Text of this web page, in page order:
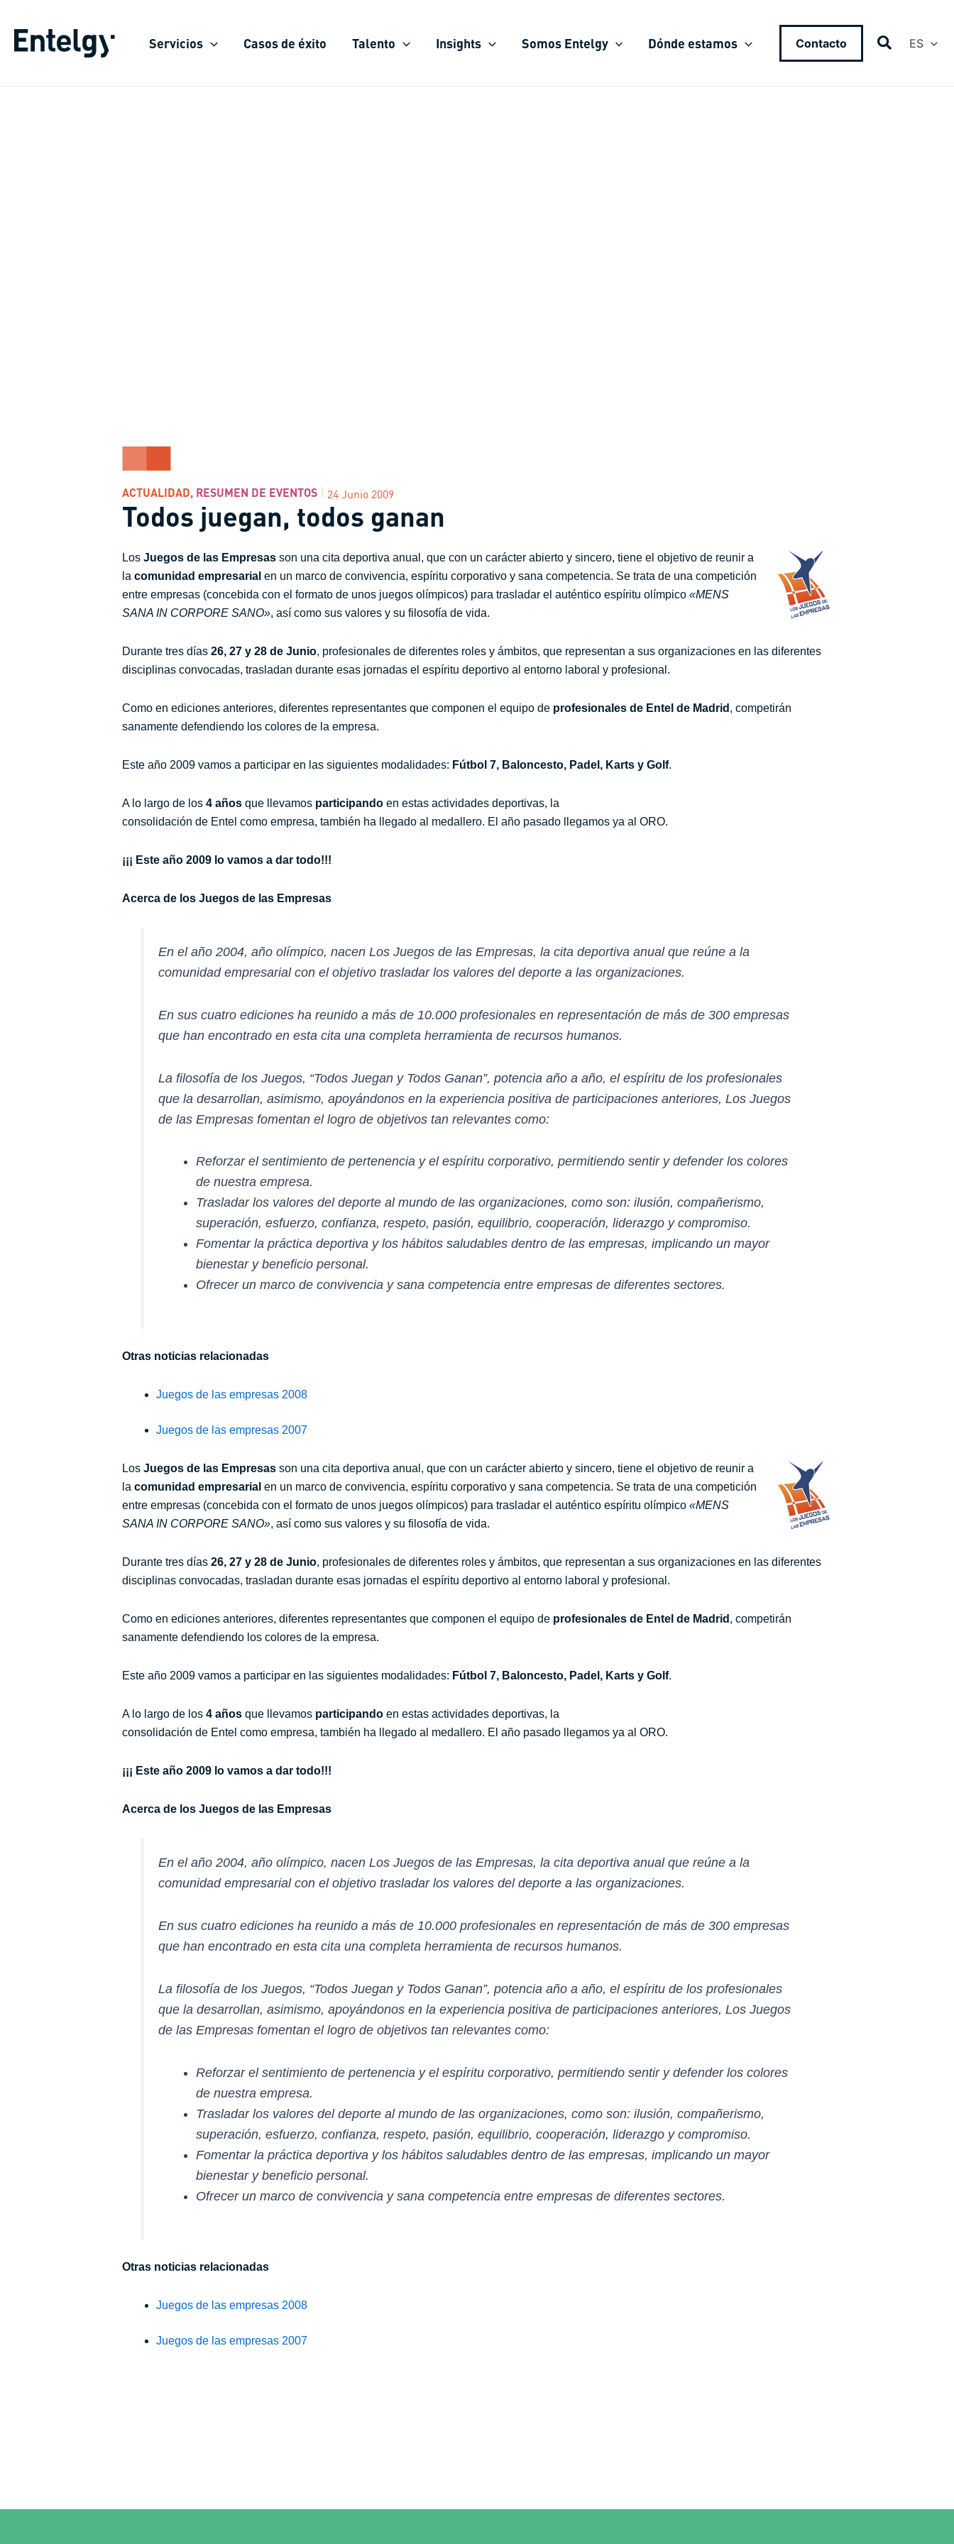
contenido
Servicios Casos de éxito Talento Insights Somos Entelgy Dónde estamos Contacto ES
ACTUALIDAD, RESUMEN DE EVENTOS 24 Junio 2009
Todos juegan, todos ganan
Los Juegos de las Empresas son una cita deportiva anual, que con un carácter abierto y sincero, tiene el objetivo de reunir a
la comunidad empresarial en un marco de convivencia, espíritu corporativo y sana competencia. Se trata de una competición
entre empresas (concebida con el formato de unos juegos olímpicos) para trasladar el auténtico espíritu olímpico «MENS
SANA IN CORPORE SANO», así como sus valores y su filosofía de vida.
Durante tres días 26, 27 y 28 de Junio, profesionales de diferentes roles y ámbitos, que representan a sus organizaciones en las diferentes
disciplinas convocadas, trasladan durante esas jornadas el espíritu deportivo al entorno laboral y profesional.
Como en ediciones anteriores, diferentes representantes que componen el equipo de profesionales de Entel de Madrid , competirán
sanamente defendiendo los colores de la empresa.
Este año 2009 vamos a participar en las siguientes modalidades: Fútbol 7, Baloncesto, Padel, Karts y Golf.
A lo largo de los 4 años que llevamos participando en estas actividades deportivas, la
consolidación de Entel como empresa, también ha llegado al medallero. El año pasado llegamos ya al ORO.
¡¡¡ Este año 2009 lo vamos a dar todo!!!
Acerca de los Juegos de las Empresas
En el año 2004, año olímpico, nacen Los Juegos de las Empresas, la cita deportiva anual que reúne a la
comunidad empresarial con el objetivo trasladar los valores del deporte a las organizaciones.
En sus cuatro ediciones ha reunido a más de 10.000 profesionales en representación de más de 300 empresas
que han encontrado en esta cita una completa herramienta de recursos humanos.
La filosofía de los Juegos, “Todos Juegan y Todos Ganan”, potencia año a año, el espíritu de los profesionales
que la desarrollan, asimismo, apoyándonos en la experiencia positiva de participaciones anteriores, Los Juegos
de las Empresas fomentan el logro de objetivos tan relevantes como:
Reforzar el sentimiento de pertenencia y el espíritu corporativo, permitiendo sentir y defender los colores
de nuestra empresa.
Trasladar los valores del deporte al mundo de las organizaciones, como son: ilusión, compañerismo,
superación, esfuerzo, confianza, respeto, pasión, equilibrio, cooperación, liderazgo y compromiso.
Fomentar la práctica deportiva y los hábitos saludables dentro de las empresas, implicando un mayor
bienestar y beneficio personal.
Ofrecer un marco de convivencia y sana competencia entre empresas de diferentes sectores.
Otras noticias relacionadas
Juegos de las empresas 2008
Juegos de las empresas 2007
Los Juegos de las Empresas son una cita deportiva anual, que con un carácter abierto y sincero, tiene el objetivo de reunir a
la comunidad empresarial en un marco de convivencia, espíritu corporativo y sana competencia. Se trata de una competición
entre empresas (concebida con el formato de unos juegos olímpicos) para trasladar el auténtico espíritu olímpico «MENS
SANA IN CORPORE SANO», así como sus valores y su filosofía de vida.
Durante tres días 26, 27 y 28 de Junio, profesionales de diferentes roles y ámbitos, que representan a sus organizaciones en las diferentes
disciplinas convocadas, trasladan durante esas jornadas el espíritu deportivo al entorno laboral y profesional.
Como en ediciones anteriores, diferentes representantes que componen el equipo de profesionales de Entel de Madrid , competirán
sanamente defendiendo los colores de la empresa.
Este año 2009 vamos a participar en las siguientes modalidades: Fútbol 7, Baloncesto, Padel, Karts y Golf.
A lo largo de los 4 años que llevamos participando en estas actividades deportivas, la
consolidación de Entel como empresa, también ha llegado al medallero. El año pasado llegamos ya al ORO.
¡¡¡ Este año 2009 lo vamos a dar todo!!!
Acerca de los Juegos de las Empresas
En el año 2004, año olímpico, nacen Los Juegos de las Empresas, la cita deportiva anual que reúne a la
comunidad empresarial con el objetivo trasladar los valores del deporte a las organizaciones.
En sus cuatro ediciones ha reunido a más de 10.000 profesionales en representación de más de 300 empresas
que han encontrado en esta cita una completa herramienta de recursos humanos.
La filosofía de los Juegos, “Todos Juegan y Todos Ganan”, potencia año a año, el espíritu de los profesionales
que la desarrollan, asimismo, apoyándonos en la experiencia positiva de participaciones anteriores, Los Juegos
de las Empresas fomentan el logro de objetivos tan relevantes como:
Reforzar el sentimiento de pertenencia y el espíritu corporativo, permitiendo sentir y defender los colores
de nuestra empresa.
Trasladar los valores del deporte al mundo de las organizaciones, como son: ilusión, compañerismo,
superación, esfuerzo, confianza, respeto, pasión, equilibrio, cooperación, liderazgo y compromiso.
Fomentar la práctica deportiva y los hábitos saludables dentro de las empresas, implicando un mayor
bienestar y beneficio personal.
Ofrecer un marco de convivencia y sana competencia entre empresas de diferentes sectores.
Otras noticias relacionadas
Juegos de las empresas 2008
Juegos de las empresas 2007